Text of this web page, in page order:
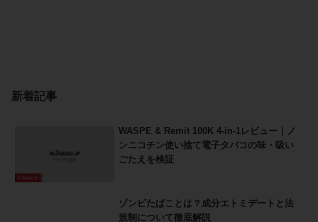
新着記事
WASPE & Remit 100K 4-in-1レビュー｜ノ
ンニコチン使い捨て電子タバコの味・吸い
ごたえを検証
ゾンビたばことは？成分エトミデートと法
規制について徹底解説